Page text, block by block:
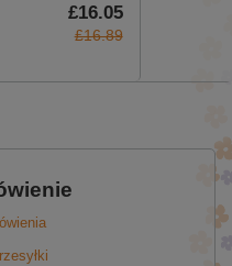
£16.05
£16.89